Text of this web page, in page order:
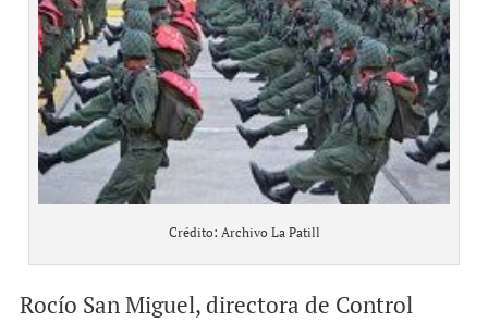
Crédito: Archivo La Patill
Rocío San Miguel, directora de Control